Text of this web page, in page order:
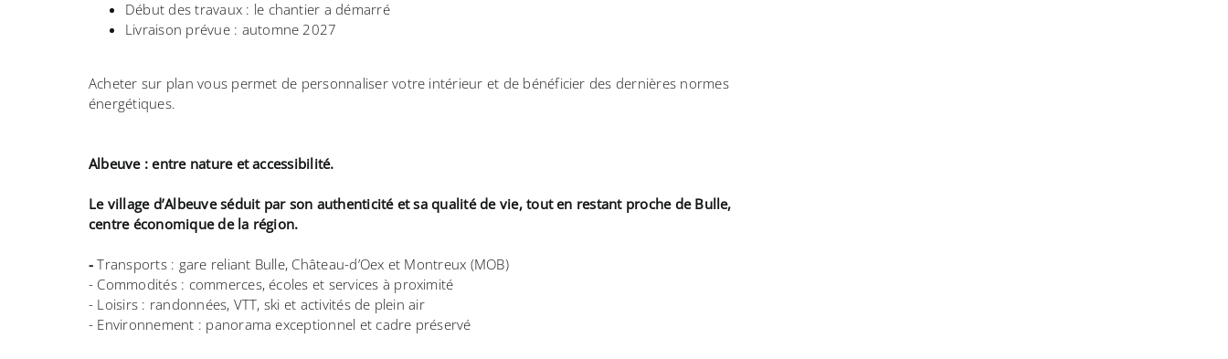
Début des travaux : le chantier a démarré
Livraison prévue : automne 2027
Acheter sur plan vous permet de personnaliser votre intérieur et de bénéficier des dernières normes
énergétiques.
Albeuve : entre nature et accessibilité.
Le village d’Albeuve séduit par son authenticité et sa qualité de vie, tout en restant proche de Bulle,
centre économique de la région.
-Transports : gare reliant Bulle, Château-d’Oex et Montreux (MOB)
- Commodités : commerces, écoles et services à proximité
- Loisirs : randonnées, VTT, ski et activités de plein air
- Environnement : panorama exceptionnel et cadre préservé